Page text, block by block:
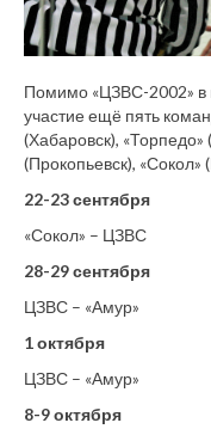
Помимо «ЦЗВС-2002» в
участие ещё пять
(Хабаровск), «Торпедо»
(Прокопьевск), «Сокол»
22-23 сентября
«Сокол» – ЦЗВС
28-29 сентября
ЦЗВС – «Амур»
1 октября
ЦЗВС – «Амур»
8-9 октября